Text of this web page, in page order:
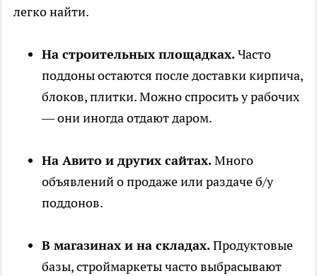
легко найти.
На строительных площадках.Часто
поддоны остаются после доставки кирпича,
блоков, плитки. Можно спросить у рабочих
— они иногда отдают даром.
На Авито и других сайтах.Много
объявлений о продаже или раздаче б/у
поддонов.
В магазинах и на складах.Продуктовые
базы, строймаркеты часто выбрасывают